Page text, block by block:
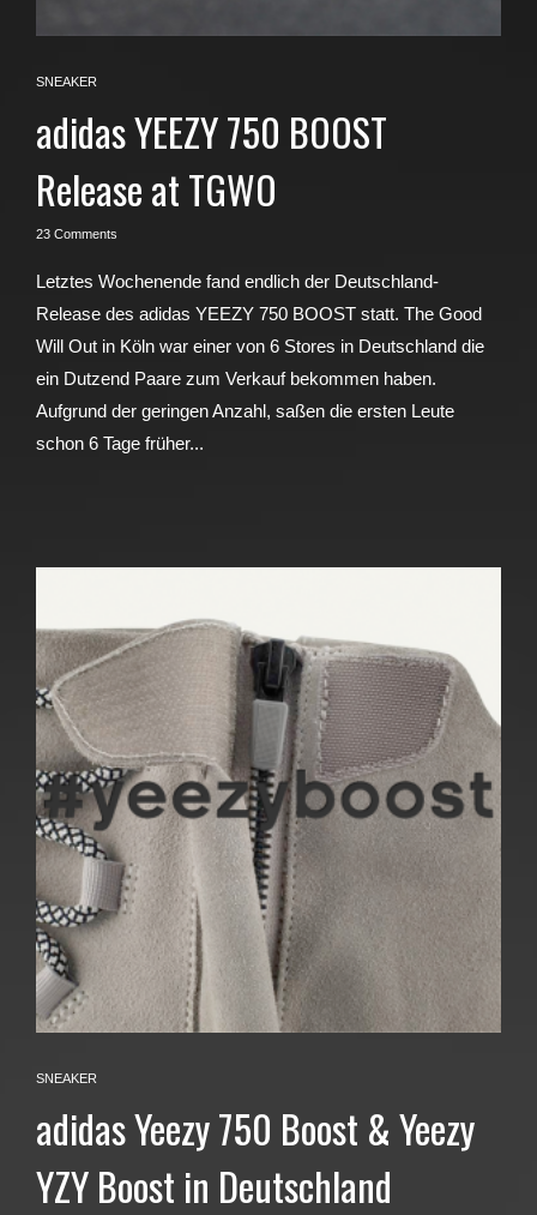
SNEAKER
adidas YEEZY 750 BOOST
Release at TGWO
23 Comments
Letztes Wochenende fand endlich der Deutschland-
Release des adidas YEEZY 750 BOOST statt. The Good
Will Out in Köln war einer von 6 Stores in Deutschland die
ein Dutzend Paare zum Verkauf bekommen haben.
Aufgrund der geringen Anzahl, saßen die ersten Leute
schon 6 Tage früher...
SNEAKER
adidas Yeezy 750 Boost & Yeezy
YZY Boost in Deutschland